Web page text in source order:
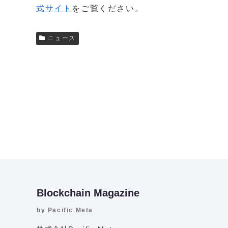
式サイト をご覧ください。
ニュース
Blockchain Magazine
by Pacific Meta